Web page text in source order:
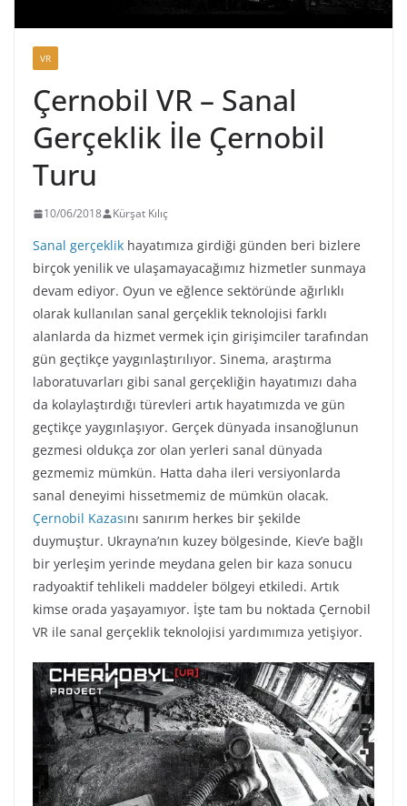
VR
Çernobil VR – Sanal
Gerçeklik İle Çernobil
Turu
10/06/2018 Kürşat Kılıç
Sanal gerçeklik hayatımıza girdiği günden beri bizlere
birçok yenilik ve ulaşamayacağımız hizmetler sunmaya
devam ediyor. Oyun ve eğlence sektöründe ağırlıklı
olarak kullanılan sanal gerçeklik teknolojisi farklı
alanlarda da hizmet vermek için girişimciler tarafından
gün geçtikçe yaygınlaştırılıyor. Sinema, araştırma
laboratuvarları gibi sanal gerçekliğin hayatımızı daha
da kolaylaştırdığı türevleri artık hayatımızda ve gün
geçtikçe yaygınlaşıyor. Gerçek dünyada insanoğlunun
gezmesi oldukça zor olan yerleri sanal dünyada
gezmemiz mümkün. Hatta daha ileri versiyonlarda
sanal deneyimi hissetmemiz de mümkün olacak.
Çernobil Kazasını sanırım herkes bir şekilde
duymuştur. Ukrayna’nın kuzey bölgesinde, Kiev’e bağlı
bir yerleşim yerinde meydana gelen bir kaza sonucu
radyoaktif tehlikeli maddeler bölgeyi etkiledi. Artık
kimse orada yaşayamıyor. İşte tam bu noktada Çernobil
VR ile sanal gerçeklik teknolojisi yardımımıza yetişiyor.